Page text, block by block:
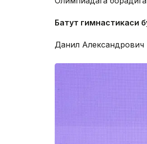
Батут гимнастикаси
Данил Александрович